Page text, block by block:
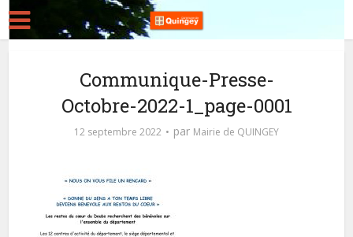
Communique-Presse-
Octobre-2022-1_page-0001
12 septembre 2022 par Mairie de QUINGEY